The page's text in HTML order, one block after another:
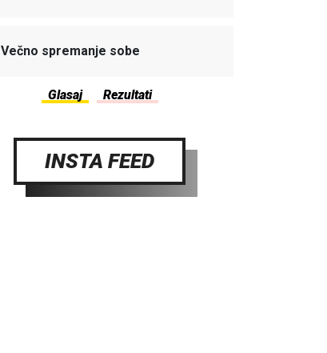
Večno spremanje sobe
INSTA FEED